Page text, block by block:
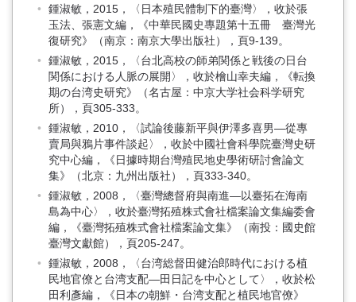
鍾淑敏，2015，〈日本殖民體制下的臺灣〉，收於張
玉法、張憲文編，《中華民國史專題第十五冊 臺灣光
復研究》（南京：南京大學出版社），頁9-139。
鍾淑敏，2015，〈台北高校の師弟関係と戦後の日台
関係における人脈の展開〉，收於檜山幸夫編，《転換
期の台湾史研究》（名古屋：中京大学社会科学研究
所），頁305-333。
鍾淑敏，2010，〈試論後藤新平與伊澤多喜男—從專
賣局與鴉片事件談起〉，收於中國社會科學院臺灣史研
究中心編，《日據時期台灣殖民地史學術研討會論文
集》（北京：九州出版社），頁333-340。
鍾淑敏，2008，〈臺灣總督府與南進—以臺拓在海南
島為中心〉，收於臺灣拓殖株式會社檔案論文集編委會
編，《臺灣拓殖株式會社檔案論文集》（南投：國史館
臺灣文獻館），頁205-247。
鍾淑敏，2008，〈台湾総督田健治郎時代における植
民地官僚と台湾支配—田日記を中心として〉，收於松
田利彥編，《日本の朝鮮・台湾支配と植民地官僚》